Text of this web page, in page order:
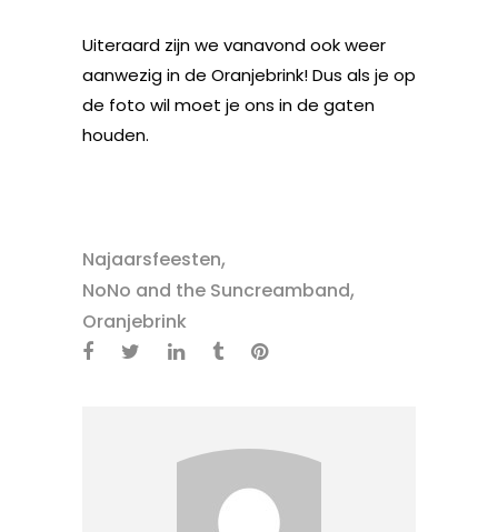
Uiteraard zijn we vanavond ook weer
aanwezig in de Oranjebrink! Dus als je op
de foto wil moet je ons in de gaten
houden.
Najaarsfeesten,
NoNo and the Suncreamband,
Oranjebrink